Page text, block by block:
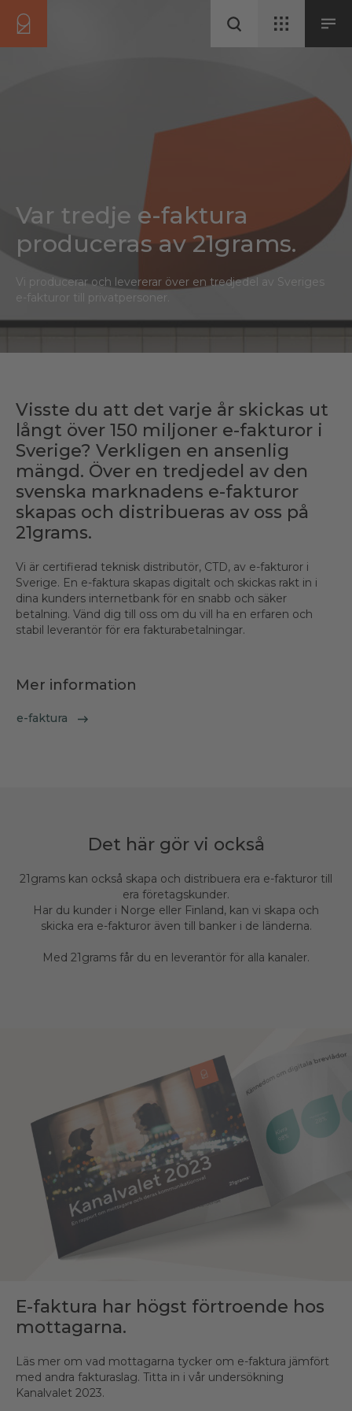
Var tredje e-faktura
produceras av 21grams.
Vi producerar och levererar över en tredjedel av Sveriges
e-fakturor till privatpersoner.
Visste du att det varje år skickas ut
långt över 150 miljoner e-fakturor i
Sverige? Verkligen en ansenlig
mängd. Över en tredjedel av den
svenska marknadens e-fakturor
skapas och distribueras av oss på
21grams.
Vi är certifierad teknisk distributör, CTD, av e-fakturor i
Sverige. En e-faktura skapas digitalt och skickas rakt in i
dina kunders internetbank för en snabb och säker
betalning. Vänd dig till oss om du vill ha en erfaren och
stabil leverantör för era fakturabetalningar.
Mer information
e-faktura
Det här gör vi också
21grams kan också skapa och distribuera era e-fakturor till
era företagskunder.
Har du kunder i Norge eller Finland, kan vi skapa och
skicka era e-fakturor även till banker i de länderna.
Med 21grams får du en leverantör för alla kanaler.
E-faktura har högst förtroende hos
mottagarna.
Läs mer om vad mottagarna tycker om e-faktura jämfört
med andra fakturaslag. Titta in i vår undersökning
Kanalvalet 2023.